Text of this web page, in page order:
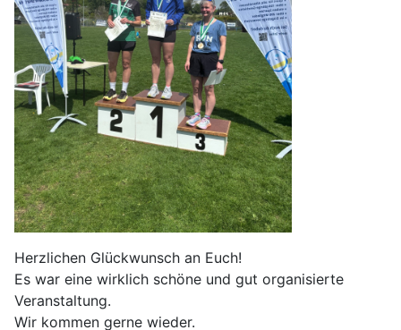
Herzlichen Glückwunsch an Euch!
Es war eine wirklich schöne und gut organisierte
Veranstaltung.
Wir kommen gerne wieder.